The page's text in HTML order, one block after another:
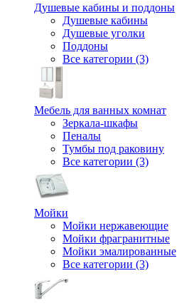
Душевые кабины и поддоны
Душевые кабины
Душевые уголки
Поддоны
Все категории (3)
Мебель для ванных комнат
Зеркала-шкафы
Пеналы
Тумбы под раковину
Все категории (3)
Мойки
Мойки нержавеющие
Мойки фрагранитные
Мойки эмалированные
Все категории (3)